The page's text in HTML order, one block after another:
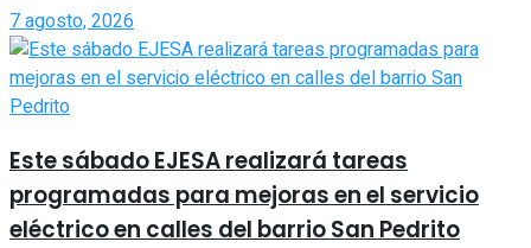
7 agosto, 2026
Este sábado EJESA realizará tareas
programadas para mejoras en el servicio
eléctrico en calles del barrio San Pedrito